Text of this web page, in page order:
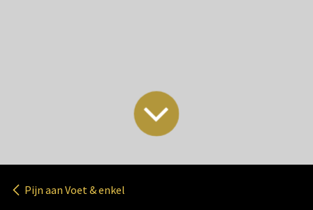
Pijn aan Voet & enkel